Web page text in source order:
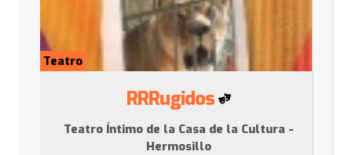
Teatro
RRRugidos
Teatro Íntimo de la Casa de la Cultura -
Hermosillo